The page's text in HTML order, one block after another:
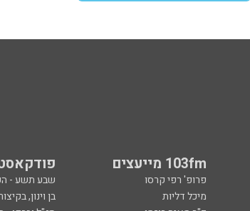
103fm מייעצים
פרופ' רפי קרסו שבע תשע -
מיכל דליות בן וינון,